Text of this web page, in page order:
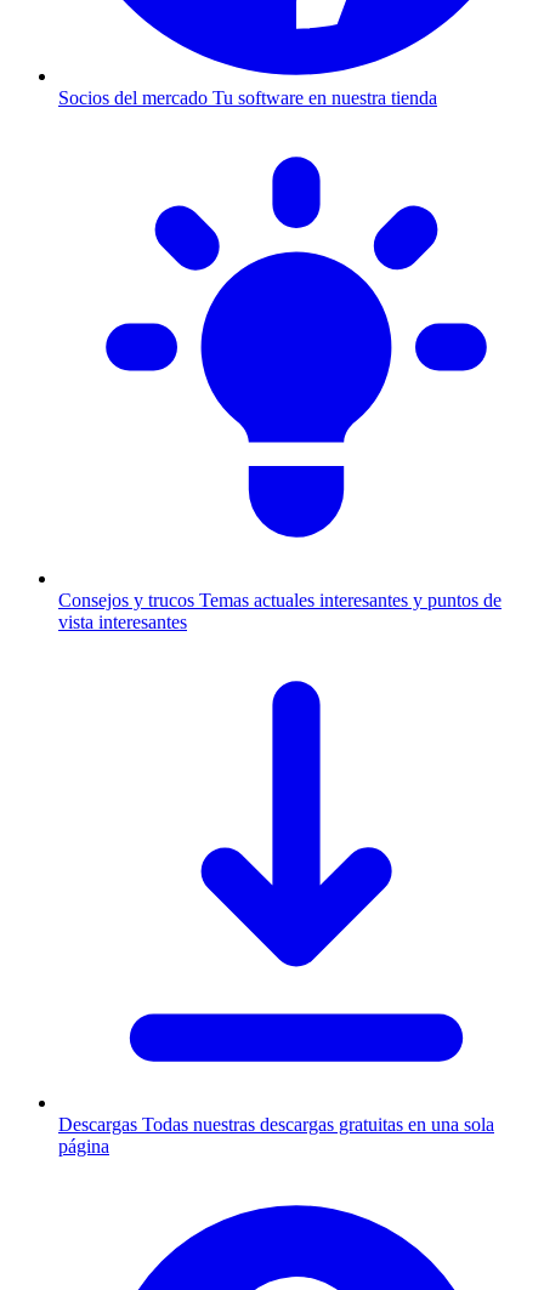
Socios del mercado Tu software en nuestra tienda
Consejos y trucos Temas actuales interesantes y puntos de
vista interesantes
Descargas Todas nuestras descargas gratuitas en una sola
página